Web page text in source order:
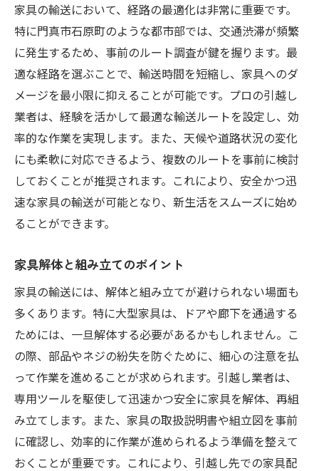
家具の輸送において、経路の最適化は非常に重要です。
特に門真市石原町のような都市部では、交通渋滞が頻繁
に発生するため、事前のルート調査が鍵を握ります。最
適な経路を選ぶことで、輸送時間を短縮し、家具へのダ
メージを最小限に抑えることが可能です。プロの引越し
業者は、経験を活かして最適な輸送ルートを設定し、効
率的な作業を実現します。また、天候や道路状況の変化
にも柔軟に対応できるよう、複数のルートを事前に検討
しておくことが推奨されます。これにより、安全かつ迅
速な家具の輸送が可能となり、新生活をスムーズに始め
ることができます。
家具解体と組み立てのポイント
家具の輸送には、解体と組み立てが避けられない場面も
多くあります。特に大型家具は、ドアや廊下を通過する
ためには、一旦解体する必要があるかもしれません。こ
の際、部品やネジの紛失を防ぐために、細心の注意を払
って作業を進めることが求められます。引越し業者は、
専用ツールを駆使して迅速かつ安全に家具を解体、再組
み立てします。また、家具の取扱説明書や組立図を事前
に確認し、効率的に作業が進められるよう準備を整えて
おくことが重要です。これにより、引越し先での家具配